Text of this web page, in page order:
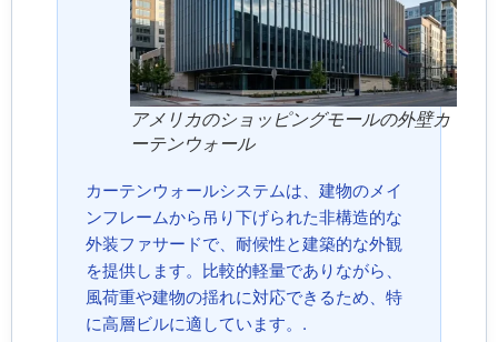
アメリカのショッピングモールの外壁カ
ーテンウォール
カーテンウォールシステムは、建物のメイ
ンフレームから吊り下げられた非構造的な
外装ファサードで、耐候性と建築的な外観
を提供します。比較的軽量でありながら、
風荷重や建物の揺れに対応できるため、特
に高層ビルに適しています。.